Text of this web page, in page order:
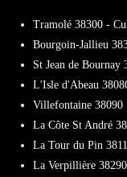
Tramolé 38300 -
Bourgoin-Jallieu
St Jean de Bournay
L'Isle d'Abeau
Villefontaine 38090
La Côte St André
La Tour du Pin
La Verpillière 38290